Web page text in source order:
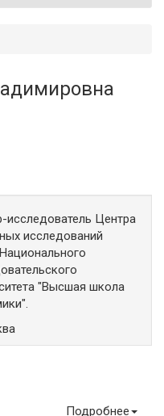
исследователь Центра
исследований
"Высшая школа
Подробнее